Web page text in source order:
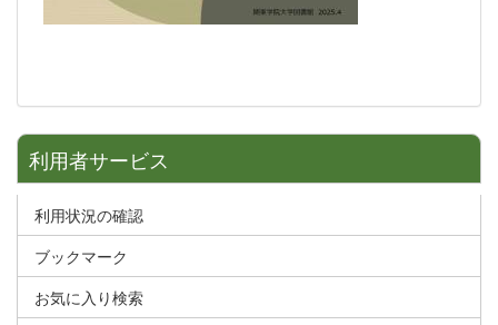
利用者サービス
利用状況の確認
ブックマーク
お気に入り検索